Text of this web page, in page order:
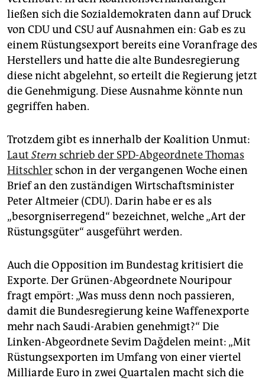
ließen sich die Sozialdemokraten dann auf Druck
von CDU und CSU auf Ausnahmen ein: Gab es zu
einem Rüstungsexport bereits eine Voranfrage des
Herstellers und hatte die alte Bundesregierung
diese nicht abgelehnt, so erteilt die Regierung jetzt
die Genehmigung. Diese Ausnahme könnte nun
gegriffen haben.
Trotzdem gibt es innerhalb der Koalition Unmut:
Laut Stern schrieb der SPD-Abgeordnete Thomas
Hitschler schon in der vergangenen Woche einen
Brief an den zuständigen Wirtschaftsminister
Peter Altmeier (CDU). Darin habe er es als
„besorgniserregend“ bezeichnet, welche „Art der
Rüstungsgüter“ ausgeführt werden.
Auch die Opposition im Bundestag kritisiert die
Exporte. Der Grünen-Abgeordnete Nouripour
fragt empört: „Was muss denn noch passieren,
damit die Bundesregierung keine Waffenexporte
mehr nach Saudi-Arabien genehmigt?“ Die
Linken-Abgeordnete Sevim Dağdelen meint: „Mit
Rüstungsexporten im Umfang von einer viertel
Milliarde Euro in zwei Quartalen macht sich die